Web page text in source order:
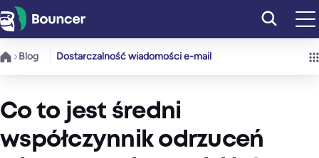
Przejdź
do
treści
Blog Dostarczalność wiadomości e-mail
Co to jest średni
współczynnik odrzuceń